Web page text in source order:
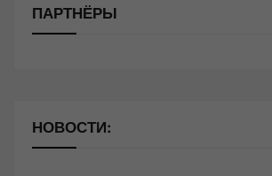
ПАРТНЁРЫ
НОВОСТИ: